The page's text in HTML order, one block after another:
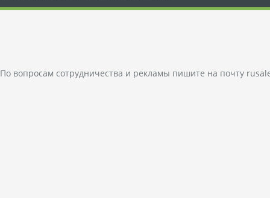
По вопросам сотрудничества и рекламы пишите на почту